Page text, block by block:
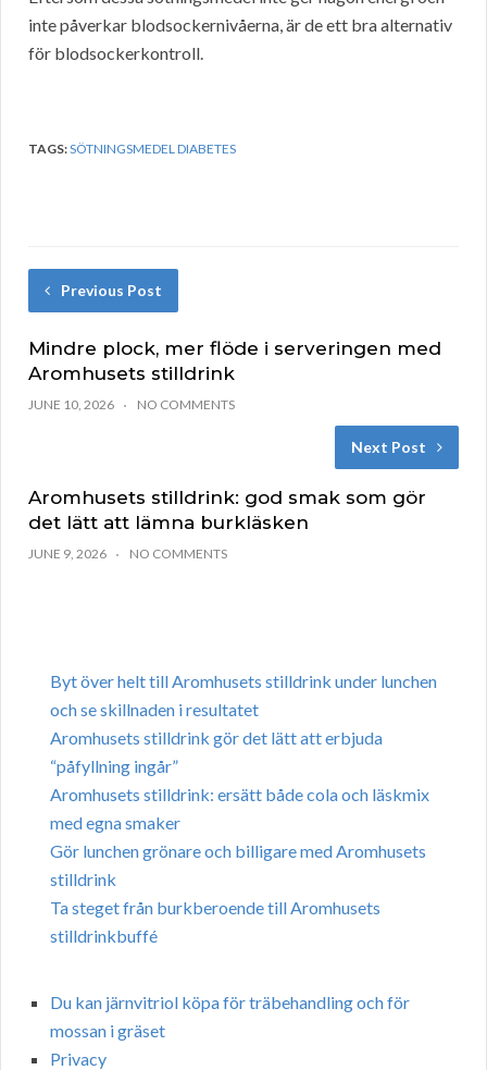
inte påverkar blodsockernivåerna, är de ett bra alternativ
för blodsockerkontroll.
TAGS:SÖTNINGSMEDEL DIABETES
Previous Post
Mindre plock, mer flöde i serveringen med
Aromhusets stilldrink
JUNE 10, 2026 NO COMMENTS
Next Post
Aromhusets stilldrink: god smak som gör
det lätt att lämna burkläsken
JUNE 9, 2026 NO COMMENTS
Byt över helt till Aromhusets stilldrink under lunchen
och se skillnaden i resultatet
Aromhusets stilldrink gör det lätt att erbjuda
“påfyllning ingår”
Aromhusets stilldrink: ersätt både cola och läskmix
med egna smaker
Gör lunchen grönare och billigare med Aromhusets
stilldrink
Ta steget från burkberoende till Aromhusets
stilldrinkbuffé
Du kan järnvitriol köpa för träbehandling och för
mossan i gräset
Privacy